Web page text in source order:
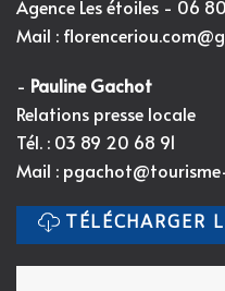
Agence Les étoiles - 06
Mail :
- Pauline Gachot
Relations presse locale
Tél. : 03 89 20 68 91
Mail :
TÉLÉCHARGER